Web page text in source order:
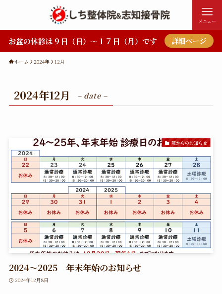
メニュー
お盆の休診は９日（日）～１７日（月）です 詳細ページ
ホーム 2024年 12月
2024年12月 – date –
院からのお知らせ
2024～2025 年末年始のお知らせ
2024年12月8日